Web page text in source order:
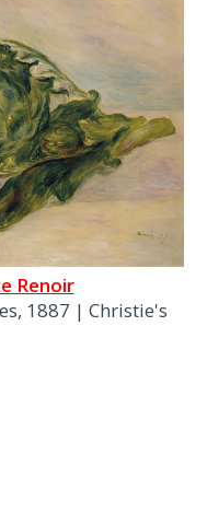
Renoir
1887 | Christie's